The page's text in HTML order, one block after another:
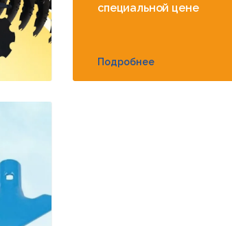
специальной цене
Подробнее